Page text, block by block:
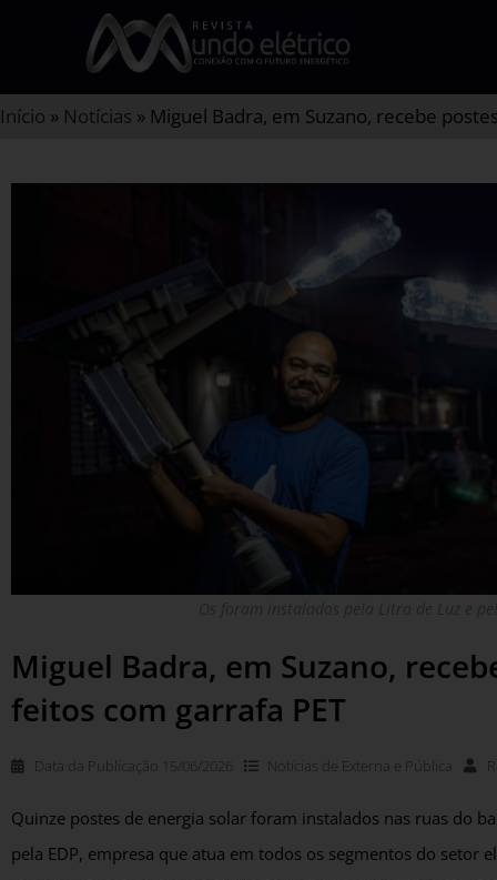
Início » Notícias » Miguel Badra, em Suzano, recebe
Miguel Badra, em Suzano,
feitos com garrafa PET
Data da Publicação 15/06/2026 Notícias de Externa e Pública
Quinze postes de energia solar foram instalados nas ruas do
pela EDP, empresa que atua em todos os segmentos do setor